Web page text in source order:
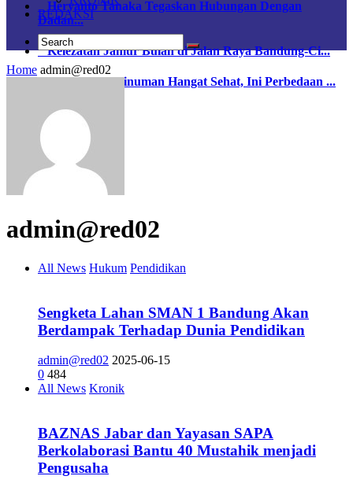
Heryanto Tanaka Tegaskan Hubungan Dengan
Dadan...
Kelezatan Jamur Bulan di Jalan Raya Bandung-Ci...
Sama-sama Minuman Hangat Sehat, Ini Perbedaan ...
Redaksi
Pedoman Siber
REDAKSI
Home admin@red02
admin@red02
All News Hukum Pendidikan
Sengketa Lahan SMAN 1 Bandung Akan
Berdampak Terhadap Dunia Pendidikan
admin@red02 2025-06-15
0 484
All News Kronik
BAZNAS Jabar dan Yayasan SAPA
Berkolaborasi Bantu 40 Mustahik menjadi
Pengusaha